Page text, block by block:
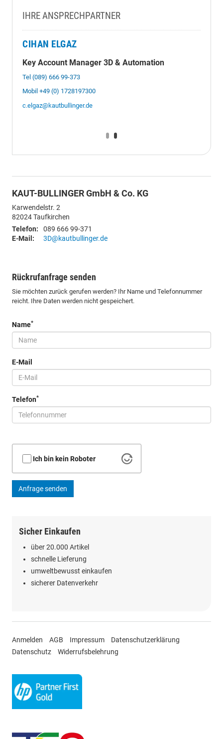
IHRE ANSPRECHPARTNER
CIHAN ELGAZ
Key Account Manager 3D & Automation
Tel (089) 666 99-373
Mobil +49 (0) 1728197300
c.elgaz@kautbullinger.de
KAUT-BULLINGER GmbH & Co. KG
Karwendelstr. 2
82024Taufkirchen
Telefon:
089 666 99-371
E-Mail:
3D@kautbullinger.de
Rückrufanfrage senden
Sie möchten zurück gerufen werden? Ihr Name und Telefonnummer
reicht. Ihre Daten werden nicht gespeichert.
Name*
E-Mail
Telefon*
Ich bin kein Roboter
Anfrage senden
Sicher Einkaufen
über 20.000 Artikel
schnelle Lieferung
umweltbewusst einkaufen
sicherer Datenverkehr
Anmelden AGB Impressum
Datenschutzerklärung
Datenschutz
Widerrufsbelehrung